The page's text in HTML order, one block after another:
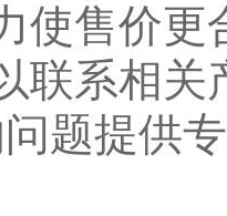
使售价
联系相
题提供